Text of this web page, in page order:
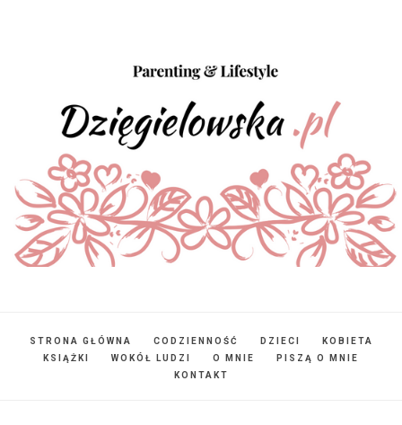
STRONA GŁÓWNA CODZIENNOŚĆ DZIECI
KOBIETA
KSIĄŻKI
WOKÓŁ LUDZI O MNIE
PISZĄ O MNIE
KONTAKT